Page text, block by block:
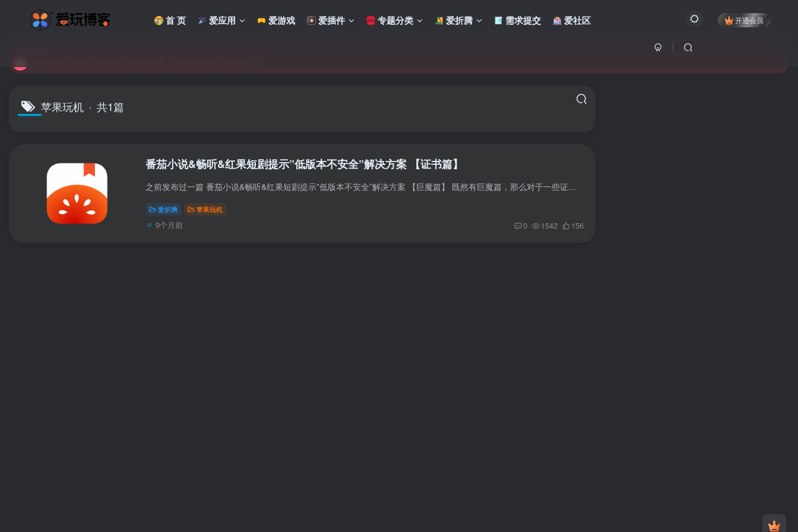
首 页 爱应用 爱游戏 爱插件 专题分类 爱折腾 需求提交 爱社区 开通会员
未找到所需资源？欢迎提交您的需求，我们将尽快为您处理。
苹果玩机 共1篇
番茄小说&畅听&红果短剧提示”低版本不安全”解决方案 【证书篇】
之前发布过一篇 番茄小说&畅听&红果短剧提示”低版本不安全”解决方案 【巨魔篇】 既然有巨魔篇，那么对于一些证书用户来说也得需要一些解决方案才行，这篇文章就给证书用户带来一篇关...
爱折腾 苹果玩机
9个月前 0 1542 156